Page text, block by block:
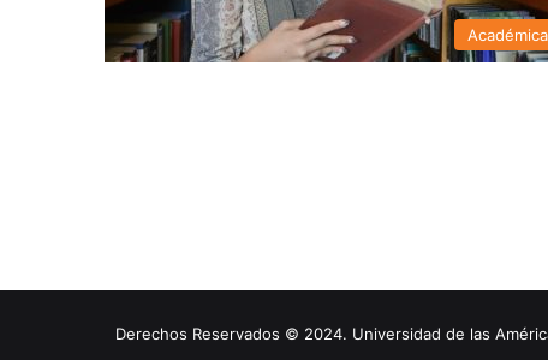
Académica
Derechos Reservados © 2024. Universidad de las